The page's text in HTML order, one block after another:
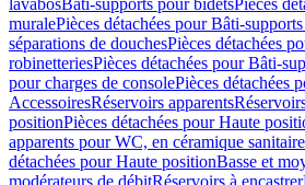
lavabosBâti-supports pour bidetsPièces
muralePièces détachées pour Bâti-
séparations de douchesPièces détachées
robinetteriesPièces détachées pour Bâti-
pour charges de consolePièces détachées
AccessoiresRéservoirs apparents
positionPièces détachées pour Haute
apparents pour WC, en céramique sanitaire
détachées pour Haute positionBasse et
modérateurs de débitRéservoirs à encastrer